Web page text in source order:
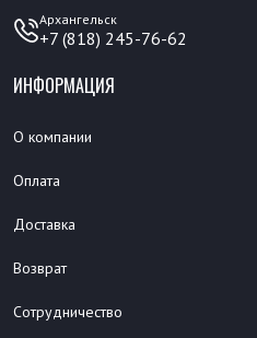
Архангельск
+7 (818) 245-76-62
ИНФОРМАЦИЯ
О компании
Оплата
Доставка
Возврат
Сотрудничество